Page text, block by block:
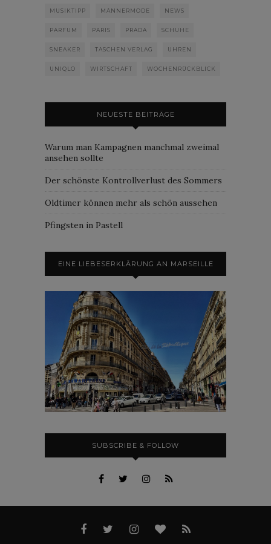
MUSIKTIPP MÄNNERMODE NEWS
PARFUM PARIS PRADA SCHUHE
SNEAKER TASCHEN VERLAG UHREN
UNIQLO WIRTSCHAFT WOCHENRÜCKBLICK
NEUESTE BEITRÄGE
Warum man Kampagnen manchmal zweimal
ansehen sollte
Der schönste Kontrollverlust des Sommers
Oldtimer können mehr als schön aussehen
Pfingsten in Pastell
EINE LIEBESERKLÄRUNG AN MARSEILLE
SUBSCRIBE & FOLLOW